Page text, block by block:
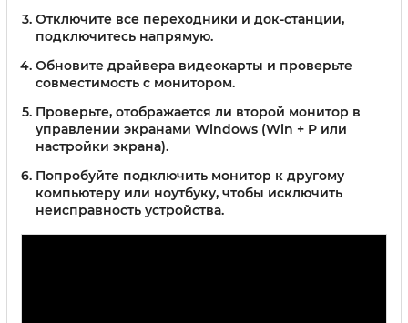
Отключите все переходники и док-станции,
подключитесь напрямую.
Обновите драйвера видеокарты и проверьте
совместимость с монитором.
Проверьте, отображается ли второй монитор в
управлении экранами Windows (Win + P или
настройки экрана).
Попробуйте подключить монитор к другому
компьютеру или ноутбуку, чтобы исключить
неисправность устройства.